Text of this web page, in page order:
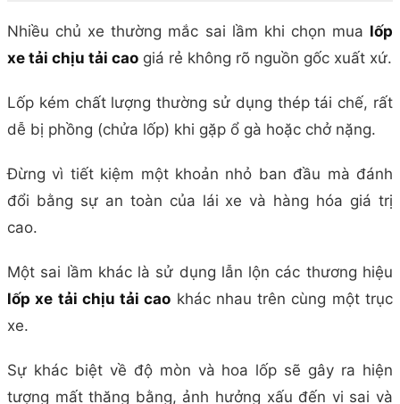
Nhiều chủ xe thường mắc sai lầm khi chọn mua lốp
xe tải chịu tải cao giá rẻ không rõ nguồn gốc xuất xứ.
Lốp kém chất lượng thường sử dụng thép tái chế, rất
dễ bị phồng (chửa lốp) khi gặp ổ gà hoặc chở nặng.
Đừng vì tiết kiệm một khoản nhỏ ban đầu mà đánh
đổi bằng sự an toàn của lái xe và hàng hóa giá trị
cao.
Một sai lầm khác là sử dụng lẫn lộn các thương hiệu
lốp xe tải chịu tải cao khác nhau trên cùng một trục
xe.
Sự khác biệt về độ mòn và hoa lốp sẽ gây ra hiện
tượng mất thăng bằng, ảnh hưởng xấu đến vi sai và